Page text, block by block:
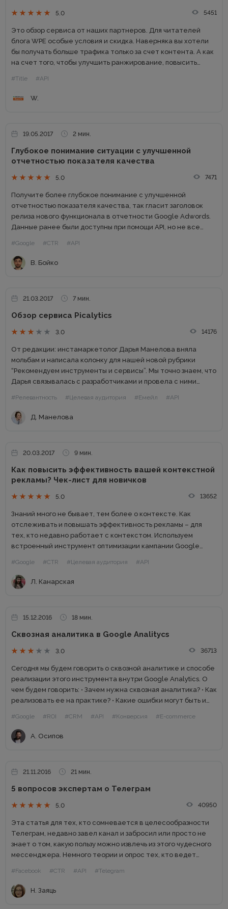
5.0 5451
Это обзор сервиса от наших партнеров. Для читателей
блога WPE особые условия и скидка. Наверняка вы хотели
бы получать больше трафика только за счет контента. А как
на счет того, чтобы улучшить ранжирование, повысить
#Title #API
W.
19.05.2017 2 мин.
Глубокое понимание ситуации с улучшенной
отчетностью показателя качества
5.0 7471
Получите более глубокое понимание с улучшенной
отчетностью показателя качества, так гласит заголовок
релиза нового функционала в отчетности Google Adwords.
Данные ранее были доступны при помощи API, но не все
Благодаря новым...
#Google #CTR #API
В. Бойко
21.03.2017 7 мин.
Обзор сервиса Picalytics
3.0 14176
От редакции: инстамаркетолог Дарья Манелова вняла
мольбам и написала колонку для нашей новой рубрики
“Рекомендуем инструменты и сервисы”. Мы точно знаем, что
Дарья связывалась с разработчиками и провела с ними
живет, работает и...
#Релевантность #Целевая аудитория #Емейл #API
Д. Манелова
20.03.2017 9 мин.
Как повысить эффективность вашей контекстной
рекламы? Чек-лист для новичков
5.0 13652
Знаний много не бывает, тем более о контексте. Как
отслеживать и повышать эффективность рекламы – для
тех, кто недавно работает с контекстом. Используем
встроенный инструмент оптимизации кампании Google
показов Google Adwords Яндекс.Директ Увеличиваем
площадь объявления...
#Google #CTR #Целевая аудитория #API
Л. Канарская
15.12.2016 18 мин.
Сквозная аналитика в Google Analitycs
3.0 36713
Сегодня мы будем говорить о сквозной аналитике и способе
реализации этого инструмента внутри Google Analytics. О
чем будем говорить: • Зачем нужна сквозная аналитика? • Как
реализовать ее на практике? • Какие ошибки могут быть и
#Google #ROI #CRM #API #Конверсия #E-commerce
А. Осипов
21.11.2016 21 мин.
5 вопросов экспертам о Телеграм
5.0 40950
Эта статья для тех, кто сомневается в целесообразности
Телеграм, недавно завел канал и забросил или просто не
знает о том, какую пользу можно извлечь из этого чудесного
мессенджера. Немного теории и опрос тех, кто ведет
#Facebook #CTR #API #Telegram
Н. Заяць